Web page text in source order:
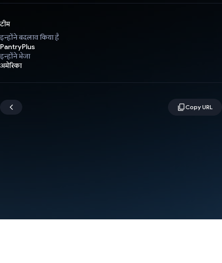
टीम
इन्होंने बदलाव किया है
PantryPlus
इन्होंने भेजा
अमेरिका